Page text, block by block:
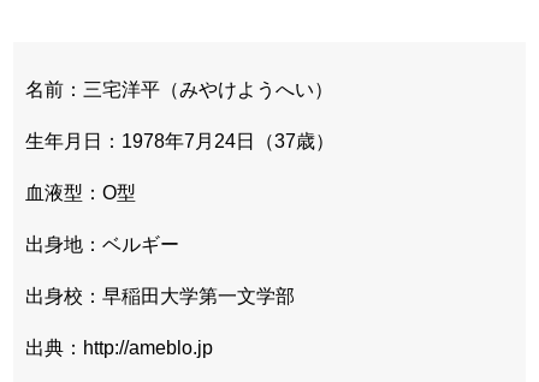
名前：三宅洋平（みやけようへい）
生年月日：1978年7月24日（37歳）
血液型：O型
出身地：ベルギー
出身校：早稲田大学第一文学部
出典：http://ameblo.jp